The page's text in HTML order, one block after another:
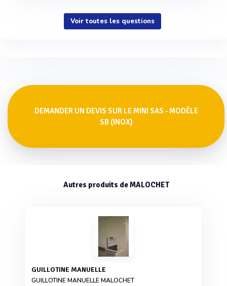
Voir toutes les questions
DEMANDER UN DEVIS SUR LE MINI SAS - MODÈLE
SB (INOX)
Autres produits de MALOCHET
GUILLOTINE MANUELLE
GUILLOTINE MANUELLE MALOCHET